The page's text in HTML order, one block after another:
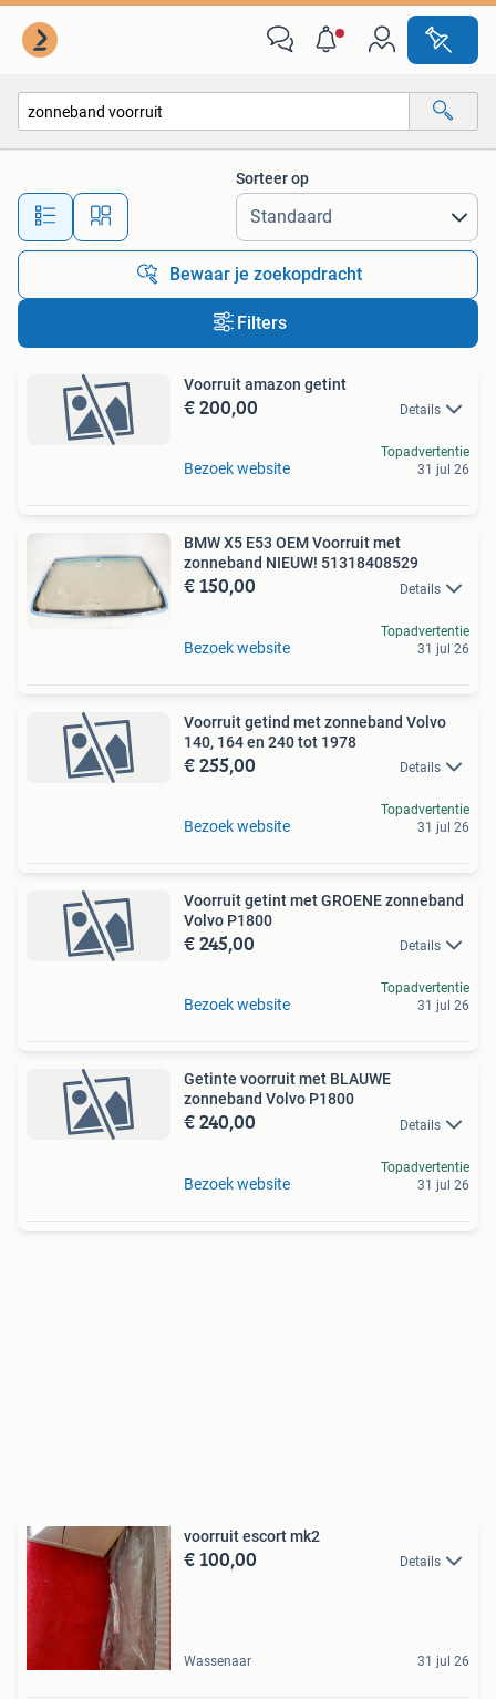
Alle afstanden…
Sorteer op
Bewaar je zoekopdracht
Filters
Voorruit amazon getint
€ 200,00 Details
Bezoek website
Topadvertentie
31 jul 26
BMW X5 E53 OEM Voorruit met
zonneband NIEUW! 51318408529
€ 150,00 Details
Bezoek website
Topadvertentie
31 jul 26
Voorruit getind met zonneband Volvo
140, 164 en 240 tot 1978
€ 255,00 Details
Bezoek website
Topadvertentie
31 jul 26
Voorruit getint met GROENE zonneband
Volvo P1800
€ 245,00 Details
Bezoek website
Topadvertentie
31 jul 26
Getinte voorruit met BLAUWE
zonneband Volvo P1800
€ 240,00 Details
Bezoek website
Topadvertentie
31 jul 26
voorruit escort mk2
€ 100,00 Details
Wassenaar 31 jul 26